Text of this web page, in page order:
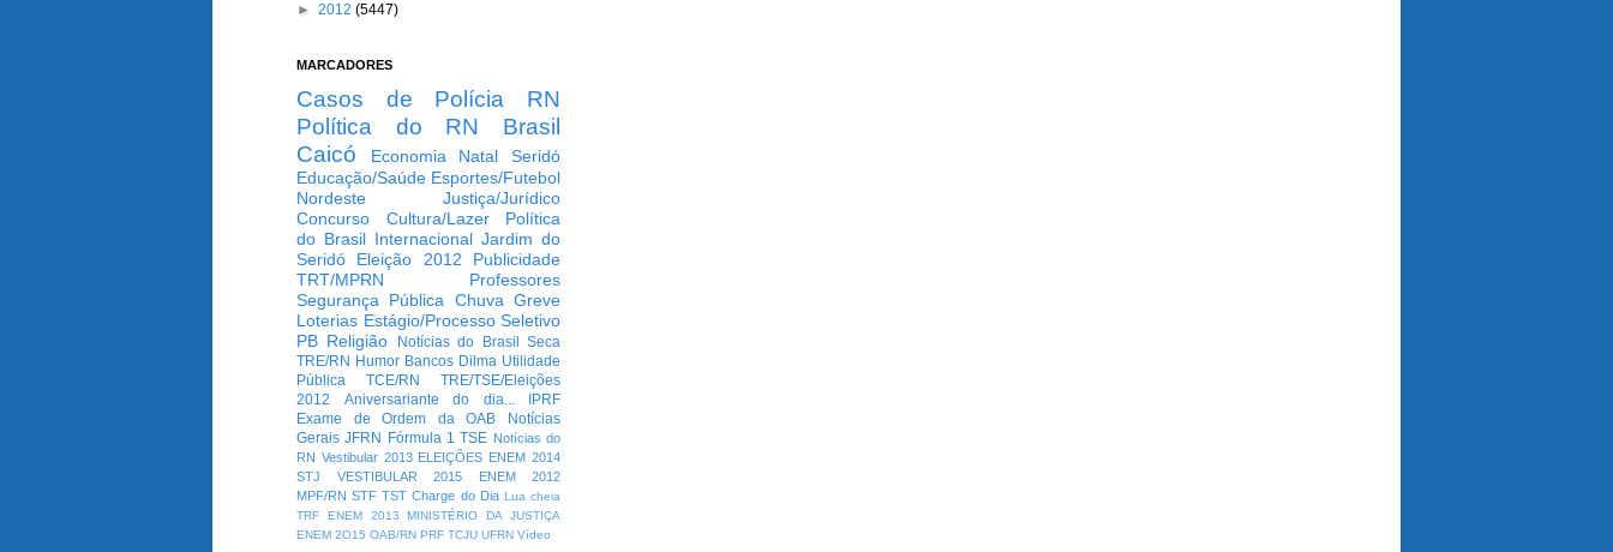
► 2012 (5447)
MARCADORES
Casos de Polícia
RN
Política do RN
Brasil
Caicó
Economia Natal
Seridó
Educação/Saúde Esportes/Futebol
Nordeste
Justiça/Jurídico
Concurso
Cultura/Lazer
Política
do Brasil Internacional Jardim do
Seridó
Eleição 2012
Publicidade
TRT/MPRN
Professores
Segurança Pública Chuva Greve
Loterias Estágio/Processo Seletivo
PB Religião Notícias do Brasil
Seca
TRE/RN Humor Bancos Dilma Utilidade
Pública
TCE/RN
TRE/TSE/Eleições
2012
Aniversariante do dia...
IPRF
Exame de Ordem da OAB
Notícias
Gerais JFRN Fórmula 1 TSE Notícias do
RN Vestibular 2013 ELEIÇÕES ENEM 2014
STJ
VESTIBULAR 2015
ENEM 2012
MPF/RN STF TST Charge do Dia Lua cheia
TRF
ENEM 2013
MINISTÉRIO DA JUSTIÇA
ENEM 2O15 OAB/RN PRF TCJU UFRN Vídeo